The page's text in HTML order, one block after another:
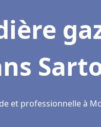
et professionnelle à